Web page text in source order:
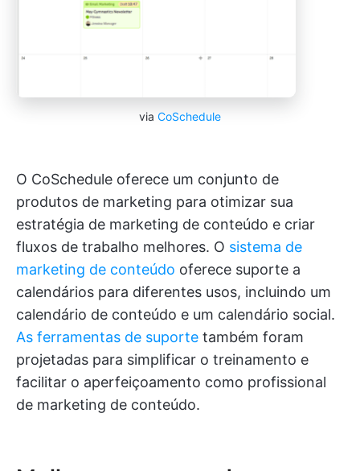
via CoSchedule
O CoSchedule oferece um conjunto de
produtos de marketing para otimizar sua
estratégia de marketing de conteúdo e criar
fluxos de trabalho melhores. O sistema de
marketing de conteúdo oferece suporte a
calendários para diferentes usos, incluindo um
calendário de conteúdo e um calendário social.
As ferramentas de suporte também foram
projetadas para simplificar o treinamento e
facilitar o aperfeiçoamento como profissional
de marketing de conteúdo.